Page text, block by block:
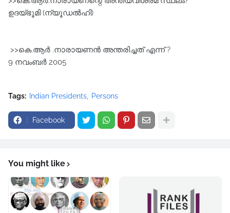
ഉദയ്ഭൂമി (ന്യൂഡല്‍ഹി)
>>കെ.ആർ .നാരായണൻ അന്തരിച്ചത് എന്ന് ?
9 നവംബർ 2005
Tags: Indian Presidents Persons
Facebook
You might like